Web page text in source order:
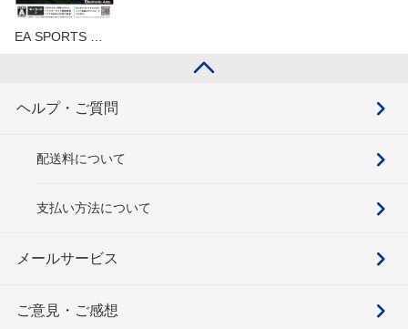
EA SPORTS …
ヘルプ・ご質問
配送料について
支払い方法について
メールサービス
ご意見・ご感想